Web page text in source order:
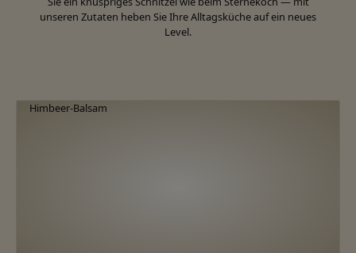
unseren Zutaten heben Sie Ihre Alltagsküche auf ein neues
Level.
Produktgalerie überspringen